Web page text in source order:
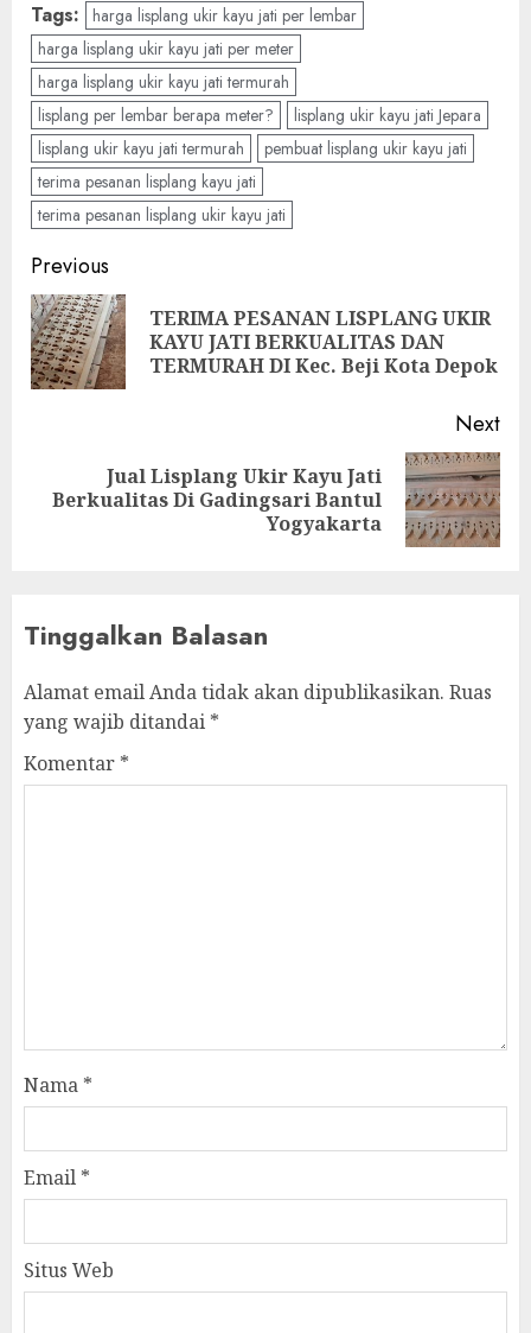
Tags: harga lisplang ukir kayu jati per lembar
harga lisplang ukir kayu jati per meter
harga lisplang ukir kayu jati termurah
lisplang per lembar berapa meter?
lisplang ukir kayu jati Jepara
lisplang ukir kayu jati termurah
pembuat lisplang ukir kayu jati
terima pesanan lisplang kayu jati
terima pesanan lisplang ukir kayu jati
Previous
TERIMA PESANAN LISPLANG UKIR
KAYU JATI BERKUALITAS DAN
TERMURAH DI Kec. Beji Kota Depok
Next
Jual Lisplang Ukir Kayu Jati
Berkualitas Di Gadingsari Bantul
Yogyakarta
Tinggalkan Balasan
Alamat email Anda tidak akan dipublikasikan. Ruas
yang wajib ditandai *
Komentar *
Nama *
Email *
Situs Web